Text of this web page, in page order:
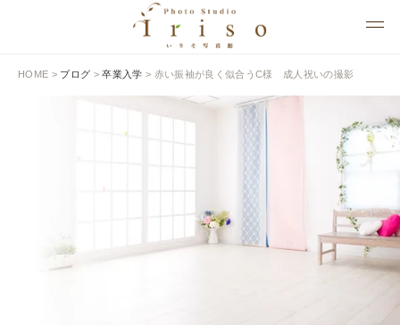
HOME > ブログ >卒業入学 > 赤い振袖が良く似合うC様 成人祝いの撮影